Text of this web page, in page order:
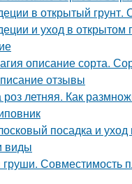
в открытый
и уход в открытом
описание сорта.
отзывы
летняя. Как
посадка и уход
виды
Совместимость